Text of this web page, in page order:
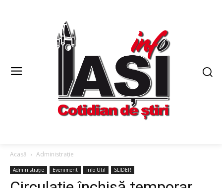
Acasă Administrație
Administrație Eveniment Info Util SLIDER